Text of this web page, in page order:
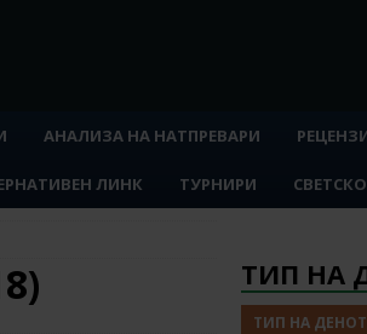
АНАЛИЗА НА НАТПРЕВАРИ
ЛИНК ТУРНИРИ
ТИП НА
ТИП НА ДЕНОТ